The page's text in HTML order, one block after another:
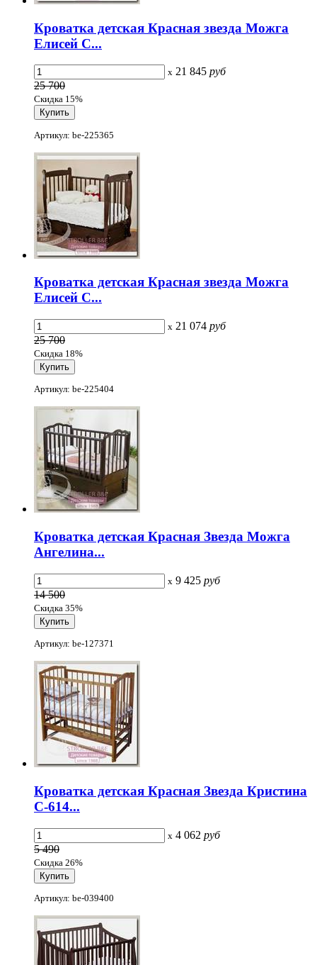
Кроватка детская Красная звезда Можга
Елисей С...
x 21 845 руб
25 700
Скидка 15%
Артикул: be-225365
Кроватка детская Красная звезда Можга
Елисей С...
x 21 074 руб
25 700
Скидка 18%
Артикул: be-225404
Кроватка детская Красная Звезда Можга
Ангелина...
x 9 425 руб
14 500
Скидка 35%
Артикул: be-127371
Кроватка детская Красная Звезда Кристина
С-614...
x 4 062 руб
5 490
Скидка 26%
Артикул: be-039400